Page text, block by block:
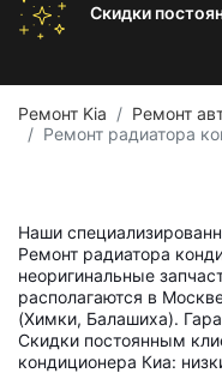
Скидки
Ремонт Kia
Ремонт
Ремонт радиатора
Наши
Ремонт радиатора
неоригинальные
располагаются в
(Химки, Балашиха).
Скидки постоянным
кондиционера Киа: